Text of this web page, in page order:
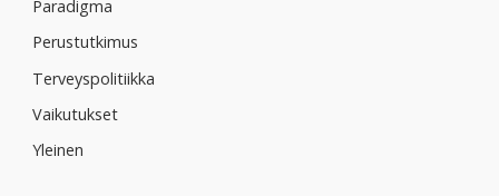
Paradigma
Perustutkimus
Terveyspolitiikka
Vaikutukset
Yleinen